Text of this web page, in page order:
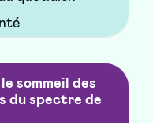
sommeil des
du spectre de